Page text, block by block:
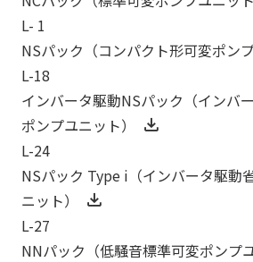
L- 1
NSパック（コンパクト形可変ポンプ
L-18
インバータ駆動NSパック（インバ
ポンプユニット）
L-24
NSパック Type i（インバータ駆動
ニット）
L-27
NNパック（低騒音標準可変ポンプ